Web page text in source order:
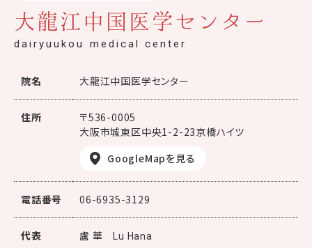
大龍江中国医学センター
dairyuukou medical center
院名 大龍江中国医学センター
住所
〒536-0005
大阪市城東区中央1-2-23京橋ハイツ
GoogleMapを見る
電話番号 06-6935-3129
代表 盧 華 Lu Hana